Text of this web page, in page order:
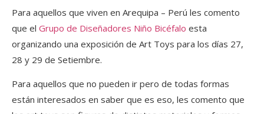
Para aquellos que viven en Arequipa – Perú les comento
que el Grupo de Diseñadores Niño Bicéfalo esta
organizando una exposición de Art Toys para los días 27,
28 y 29 de Setiembre.
Para aquellos que no pueden ir pero de todas formas
están interesados en saber que es eso, les comento que